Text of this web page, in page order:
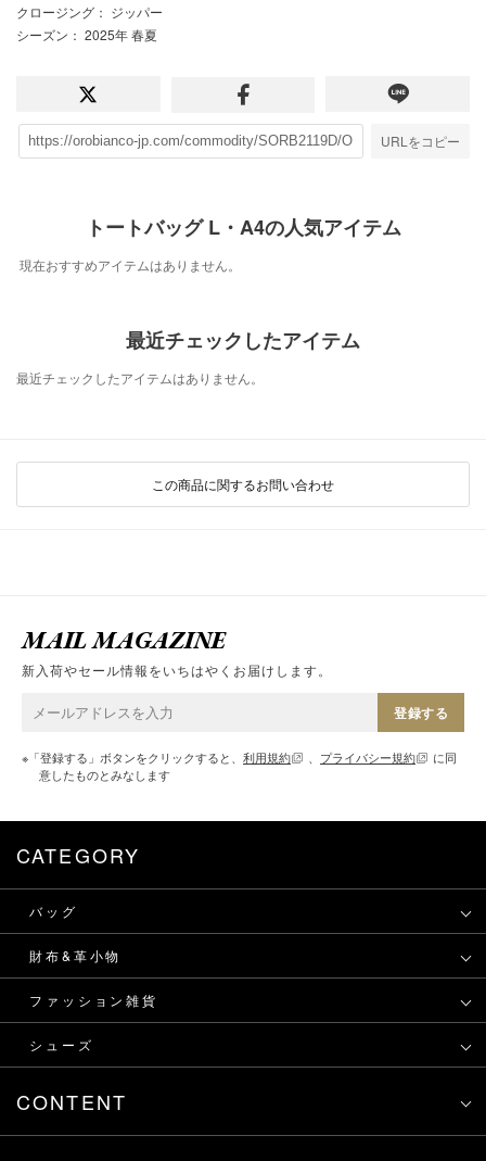
クロージング ： ジッパー
シーズン ： 2025年 春夏
URLをコピー
トートバッグ L・A4の人気アイテム
現在おすすめアイテムはありません。
最近チェックしたアイテム
最近チェックしたアイテムはありません。
この商品に関するお問い合わせ
MAIL MAGAZINE
新入荷やセール情報をいちはやくお届けします。
登録する
※「登録する」ボタンをクリックすると、 利用規約 、 プライバシー規約
に同
意したものとみなします
CATEGORY
バッグ
財布&革小物
ファッション雑貨
シューズ
CONTENT